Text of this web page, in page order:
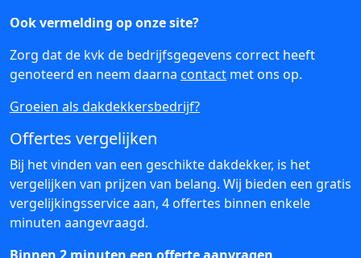
Ook vermelding op onze site?
Zorg dat de kvk de bedrijfsgegevens correct heeft
genoteerd en neem daarna contact met ons op.
Groeien als dakdekkersbedrijf?
Offertes vergelijken
Bij het vinden van een geschikte dakdekker, is het
vergelijken van prijzen van belang. Wij bieden een gratis
vergelijkingsservice aan, 4 offertes binnen enkele
minuten aangevraagd.